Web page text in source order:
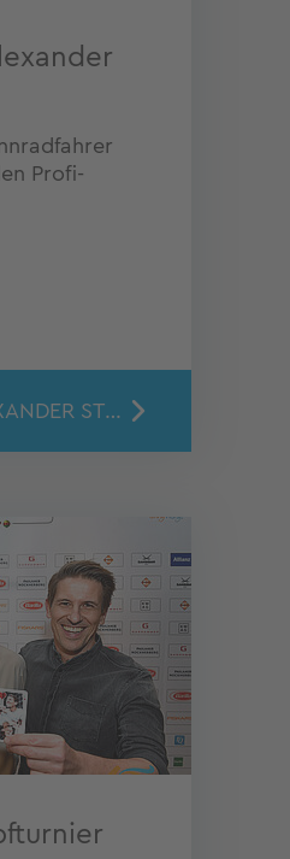
Profi-
FACEBOOK-SEITE ALEXANDER STEFFENS